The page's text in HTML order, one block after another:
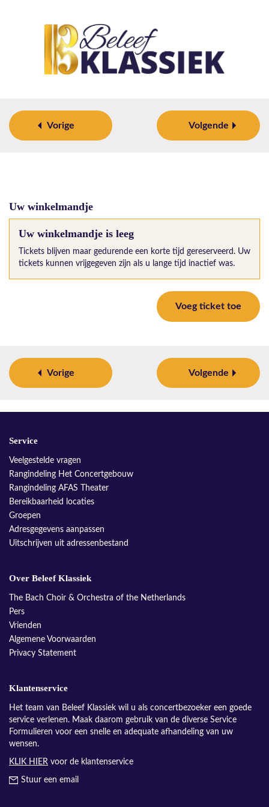
Vorige Volgende
Uw winkelmandje
Uw winkelmandje is leeg
Tickets blijven maar gedurende een korte tijd gereserveerd. Uw
tickets kunnen vrijgegeven zijn als u lange tijd inactief was.
Voeg ticket toe
Vorige Volgende
Service
Veelgestelde vragen
Rangindeling Het Concertgebouw
Rangindeling AFAS Theater
Bereikbaarheid locaties
Groepen
Adresgegevens aanpassen
Uitschrijven uit adressenbestand
Over Beleef Klassiek
The Bach Choir & Orchestra of the Netherlands
Pers
Vrienden
Algemene Voorwaarden
Privacy Statement
Klantenservice
Het team van Beleef Klassiek wil u als concertbezoeker een goede
service verlenen. Maak daarom gebruik van de diverse Service
Formulieren voor een snelle en adequate afhandeling van uw
wensen.
KLIK HIER voor de klantenservice
Stuur een email